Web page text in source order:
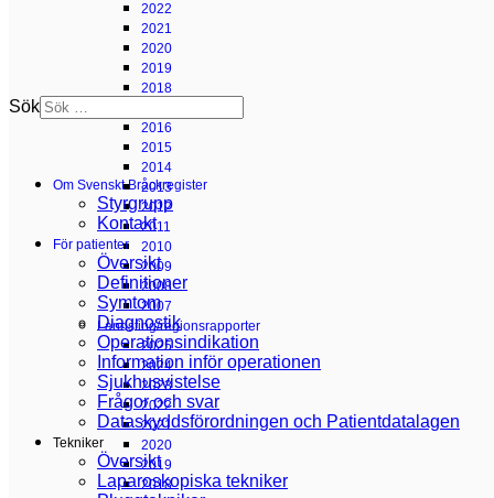
2022
2021
2020
2019
2018
2016
2015
2014
2013
2012
2011
2010
2009
2008
2007
Landsting/regionsrapporter
2025
2024
2023
2022
2021
2020
2019
2018
Sök
Om Svenskt Bråckregister
Styrgrupp
Kontakt
För patienter
Översikt
Definitioner
Symtom
Diagnostik
Operationsindikation
Information inför operationen
Sjukhusvistelse
Frågor och svar
Dataskyddsförordningen och Patientdatalagen
Tekniker
Översikt
Laparoskopiska tekniker